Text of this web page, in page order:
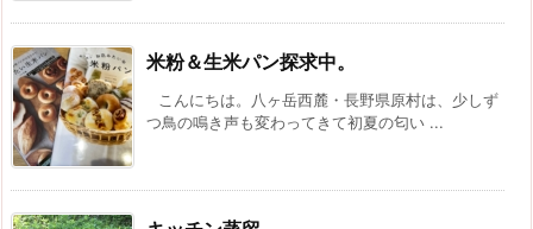
米粉＆生米パン探求中。
こんにちは。八ヶ岳西麓・長野県原村は、少しず
つ鳥の鳴き声も変わってきて初夏の匂い ...